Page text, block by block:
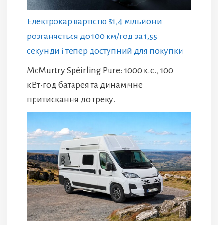
Електрокар вартістю $1,4 мільйони
розганяється до 100 км/год за 1,55
секунди і тепер доступний для покупки
McMurtry Spéirling Pure: 1000 к.с., 100
кВт·год батарея та динамічне
притискання до треку.